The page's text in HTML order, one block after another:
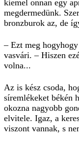
kiemel onnan egy
megdermedünk.
bronzburok az, de
– Ezt meg
vasvári. – Hiszen
volna...
Az is kész csoda,
síremlékeket békén
okozna nagyobb
elvitele. Igaz, a
viszont vannak, s